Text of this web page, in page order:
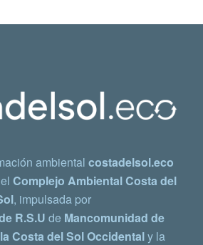
ambiental costadelsol.eco
Complejo Ambiental Costa del
, impulsada por
R.S.U de Mancomunidad de
Costa del Sol Occidentaly la